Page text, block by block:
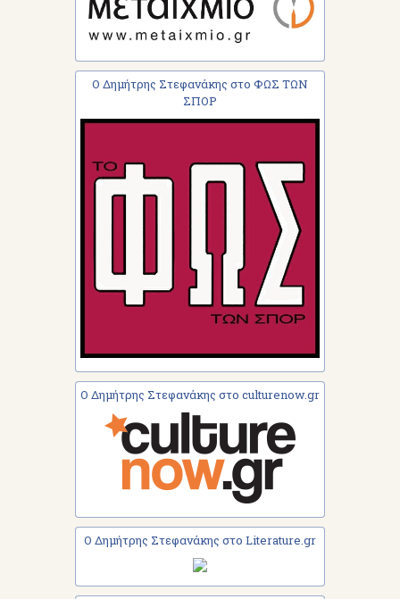
Ο Δημήτρης Στεφανάκης στο ΦΩΣ ΤΩΝ
ΣΠΟΡ
Ο Δημήτρης Στεφανάκης στο culturenow.gr
Ο Δημήτρης Στεφανάκης στο Literature.gr